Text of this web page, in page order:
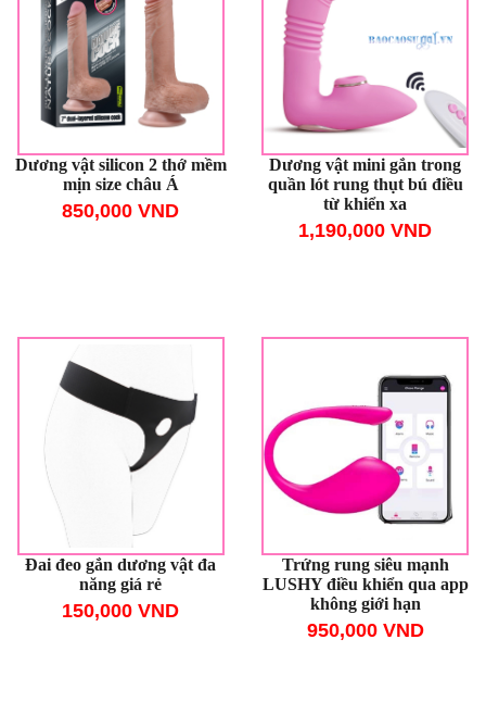
Dương vật silicon 2 thớ mềm
mịn size châu Á
850,000 VND
Dương vật mini gắn trong
quần lót rung thụt bú điều
từ khiển xa
1,190,000 VND
Đai đeo gắn dương vật đa
năng giá rẻ
150,000 VND
Trứng rung siêu mạnh
LUSHY điều khiển qua app
không giới hạn
950,000 VND